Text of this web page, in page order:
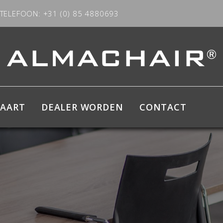
TELEFOON: +31 (0) 85 4880693
DEALER WORDEN CONTACT